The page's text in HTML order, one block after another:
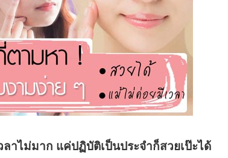
าไม่มาก แค่ปฏิบัติเป็นประจำก็สวยเป๊ะได้